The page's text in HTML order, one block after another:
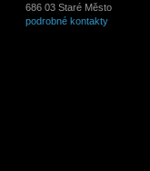
686 03 Staré Město
podrobné kontakty